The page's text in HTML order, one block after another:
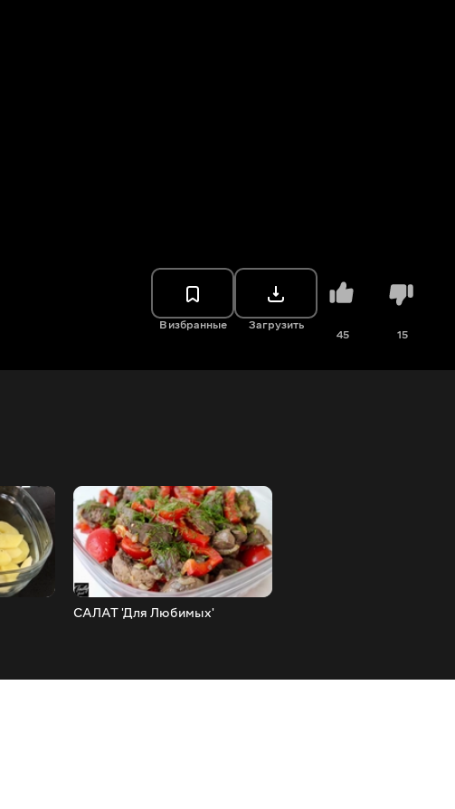
В избранные Загрузить
45 15
САЛАТ 'Для Любимых'